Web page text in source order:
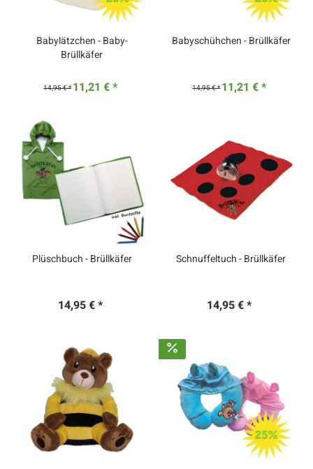
Babylätzchen - Baby-
Brüllkäfer
14,95 € * 11,21 € *
Babyschühchen - Brüllkäfer
14,95 € * 11,21 € *
Plüschbuch - Brüllkäfer
14,95 € *
Schnuffeltuch - Brüllkäfer
14,95 € *